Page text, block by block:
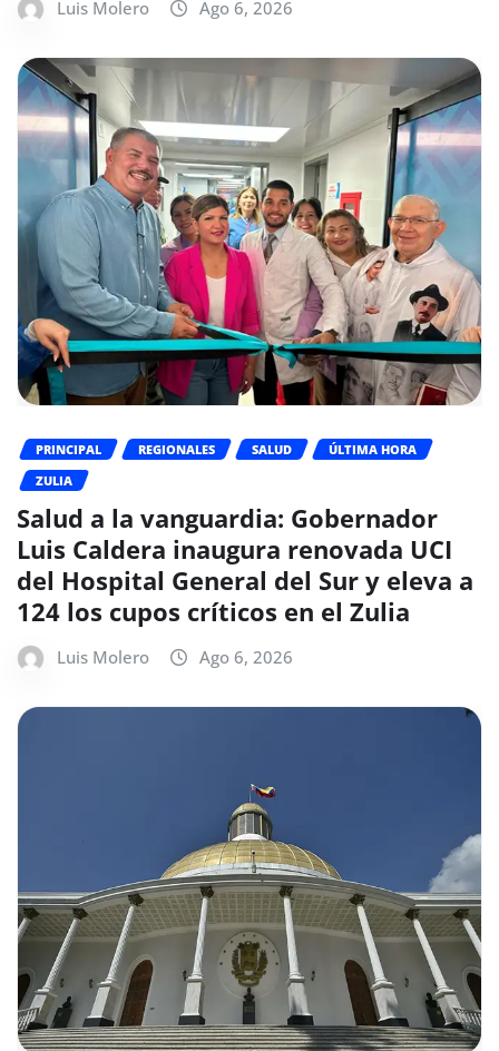
Luis Molero Ago 6, 2026
PRINCIPAL REGIONALES SALUD
ÚLTIMA HORA
ZULIA
Salud a la vanguardia: Gobernador
Luis Caldera inaugura renovada UCI
del Hospital General del Sur y eleva a
124 los cupos críticos en el Zulia
Luis Molero Ago 6, 2026